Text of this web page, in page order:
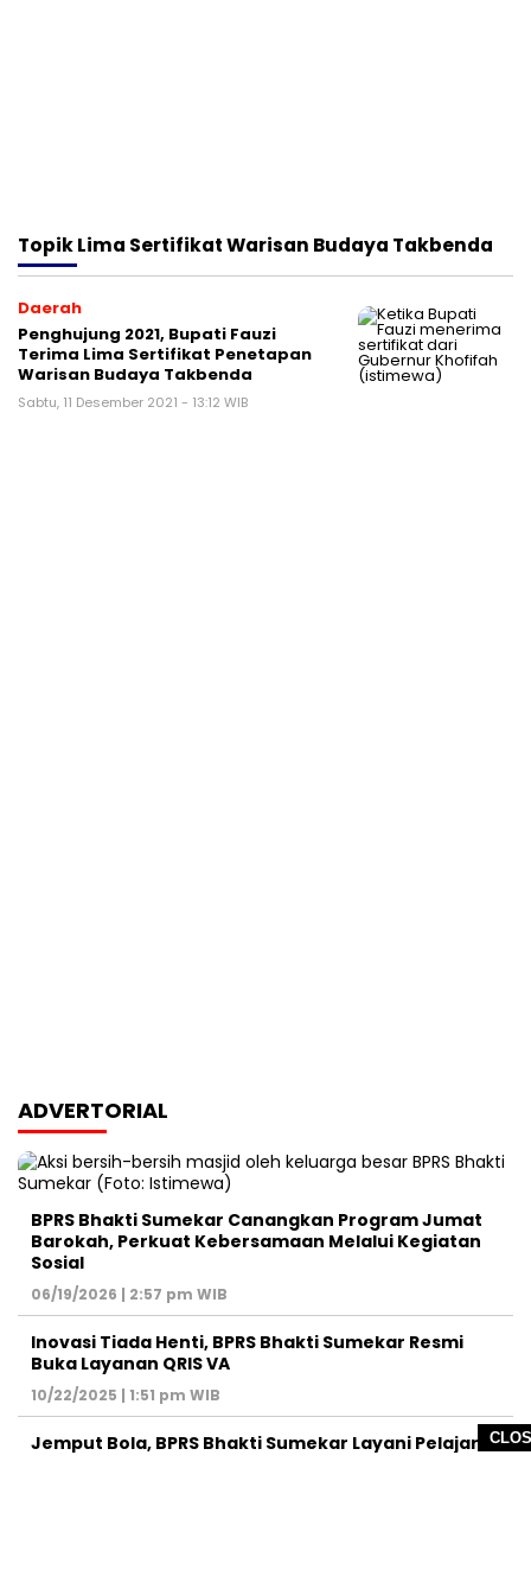
TopikLima Sertifikat Warisan Budaya Takbenda
Daerah
Penghujung 2021, Bupati Fauzi
Terima Lima Sertifikat Penetapan
Warisan Budaya Takbenda
Sabtu, 11 Desember 2021 - 13:12 WIB
ADVERTORIAL
BPRS Bhakti Sumekar Canangkan Program Jumat
Barokah, Perkuat Kebersamaan Melalui Kegiatan
Sosial
06/19/2026 | 2:57 pm WIB
Inovasi Tiada Henti, BPRS Bhakti Sumekar Resmi
Buka Layanan QRIS VA
10/22/2025 | 1:51 pm WIB
Jemput Bola, BPRS Bhakti Sumekar Layani Pelajar